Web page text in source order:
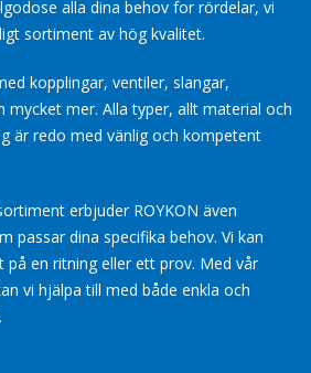
alla dina behov for rördelar, vi
sortiment av hög kvalitet.
kopplingar, ventiler, slangar,
mycket mer. Alla typer, allt material och
är redo med vänlig och kompetent
erbjuder ROYKON även
passar dina specifika behov. Vi kan
på en ritning eller ett prov. Med vår
vi hjälpa till med både enkla och